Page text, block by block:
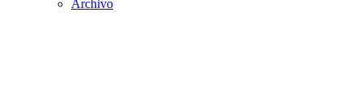
Archivo